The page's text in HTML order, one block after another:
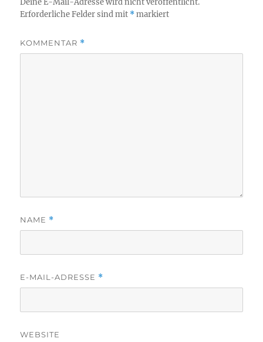
Deine E-Mail-Adresse wird nicht veröffentlicht.
Erforderliche Felder sind mit *markiert
KOMMENTAR *
NAME *
E-MAIL-ADRESSE *
WEBSITE